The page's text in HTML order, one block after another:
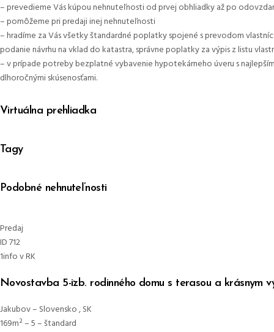
– prevedieme Vás kúpou nehnuteľnosti od prvej obhliadky až po
– pomôžeme pri predaji inej nehnuteľnosti
– hradíme za Vás všetky štandardné poplatky spojené s prevodom
podanie návrhu na vklad do katastra, správne poplatky za výpis z listu
– v prípade potreby bezplatné vybavenie hypotekárneho úveru s
dlhoročnými skúsenosťami.
Virtuálna prehliadka
Tagy
Podobné nehnuteľnosti
Predaj
ID 712
1info v RK
Novostavba 5-izb. rodinného domu s terasou a krásnym
Jakubov– Slovensko,SK
169m²–5–štandard